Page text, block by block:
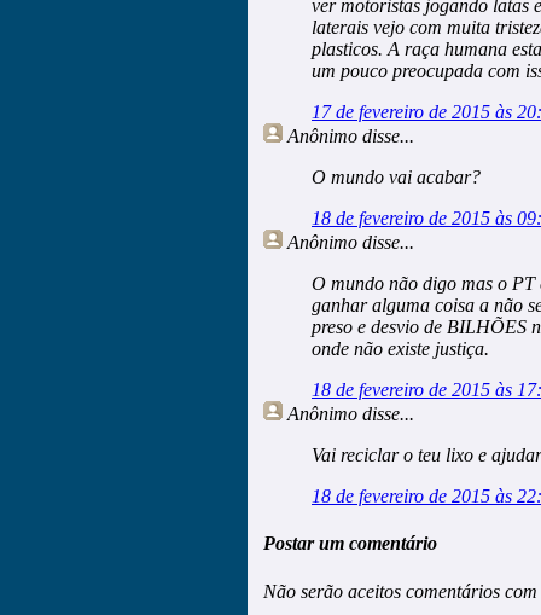
ver motoristas jogando latas
laterais vejo com muita
plasticos. A raça humana
um pouco preocupada com
17 de fevereiro de 2015 às
Anônimo disse...
O mundo vai acabar?
18 de fevereiro de 2015 às
Anônimo disse...
O mundo não digo mas o
ganhar alguma coisa a não
preso e desvio de BILHÕES
onde não existe justiça.
18 de fevereiro de 2015 às
Anônimo disse...
Vai reciclar o teu lixo e
18 de fevereiro de 2015 às
Postar um comentário
Não serão aceitos comentários